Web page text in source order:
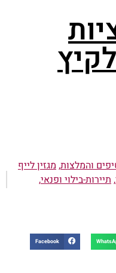
והמלצות, מגזין לייף
, תיירות-בילוי ופנאי,
Facebook